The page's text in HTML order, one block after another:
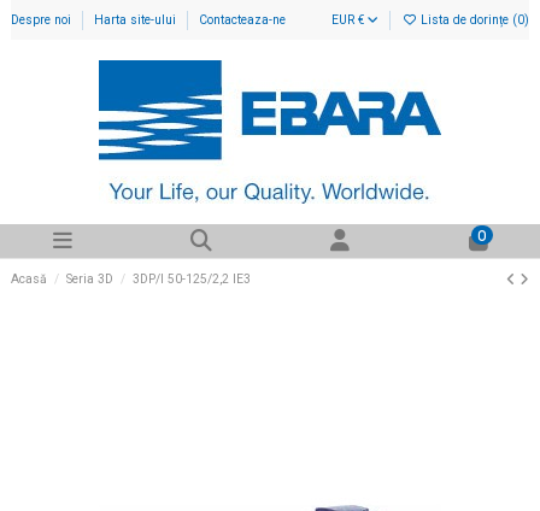
Despre noi Harta site-ului Contacteaza-ne EUR € Lista de dorințe (0)
0
Acasă Seria 3D 3DP/I 50-125/2,2 IE3